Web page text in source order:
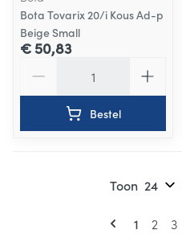
Bota Tovarix 20/i Kous Ad-p
Beige Small
€ 50,83
Bestel
U lees
1 2 3
Toon